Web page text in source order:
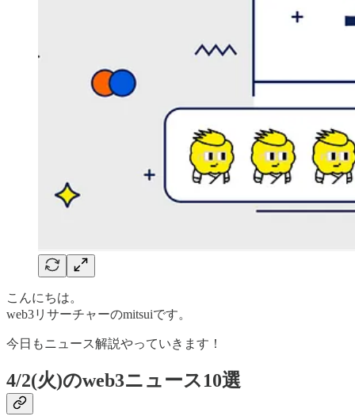
こんにちは。
web3リサーチャーのmitsuiです。
今日もニュース解説やっていきます！
4/2(火)のweb3ニュース10選